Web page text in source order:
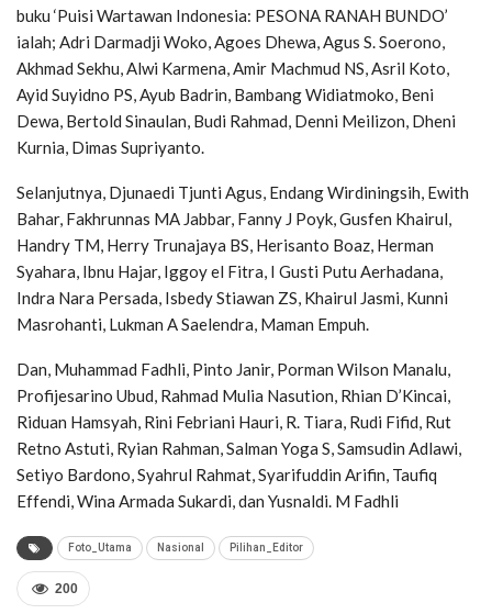
buku ‘Puisi Wartawan Indonesia: PESONA RANAH BUNDO’
ialah; Adri Darmadji Woko, Agoes Dhewa, Agus S. Soerono,
Akhmad Sekhu, Alwi Karmena, Amir Machmud NS, Asril Koto,
Ayid Suyidno PS, Ayub Badrin, Bambang Widiatmoko, Beni
Dewa, Bertold Sinaulan, Budi Rahmad, Denni Meilizon, Dheni
Kurnia, Dimas Supriyanto.
Selanjutnya, Djunaedi Tjunti Agus, Endang Wirdiningsih, Ewith
Bahar, Fakhrunnas MA Jabbar, Fanny J Poyk, Gusfen Khairul,
Handry TM, Herry Trunajaya BS, Herisanto Boaz, Herman
Syahara, Ibnu Hajar, Iggoy el Fitra, I Gusti Putu Aerhadana,
Indra Nara Persada, Isbedy Stiawan ZS, Khairul Jasmi, Kunni
Masrohanti, Lukman A Saelendra, Maman Empuh.
Dan, Muhammad Fadhli, Pinto Janir, Porman Wilson Manalu,
Profijesarino Ubud, Rahmad Mulia Nasution, Rhian D’Kincai,
Riduan Hamsyah, Rini Febriani Hauri, R. Tiara, Rudi Fifid, Rut
Retno Astuti, Ryian Rahman, Salman Yoga S, Samsudin Adlawi,
Setiyo Bardono, Syahrul Rahmat, Syarifuddin Arifin, Taufiq
Effendi, Wina Armada Sukardi, dan Yusnaldi. M Fadhli
Foto_Utama Nasional Pilihan_Editor
200